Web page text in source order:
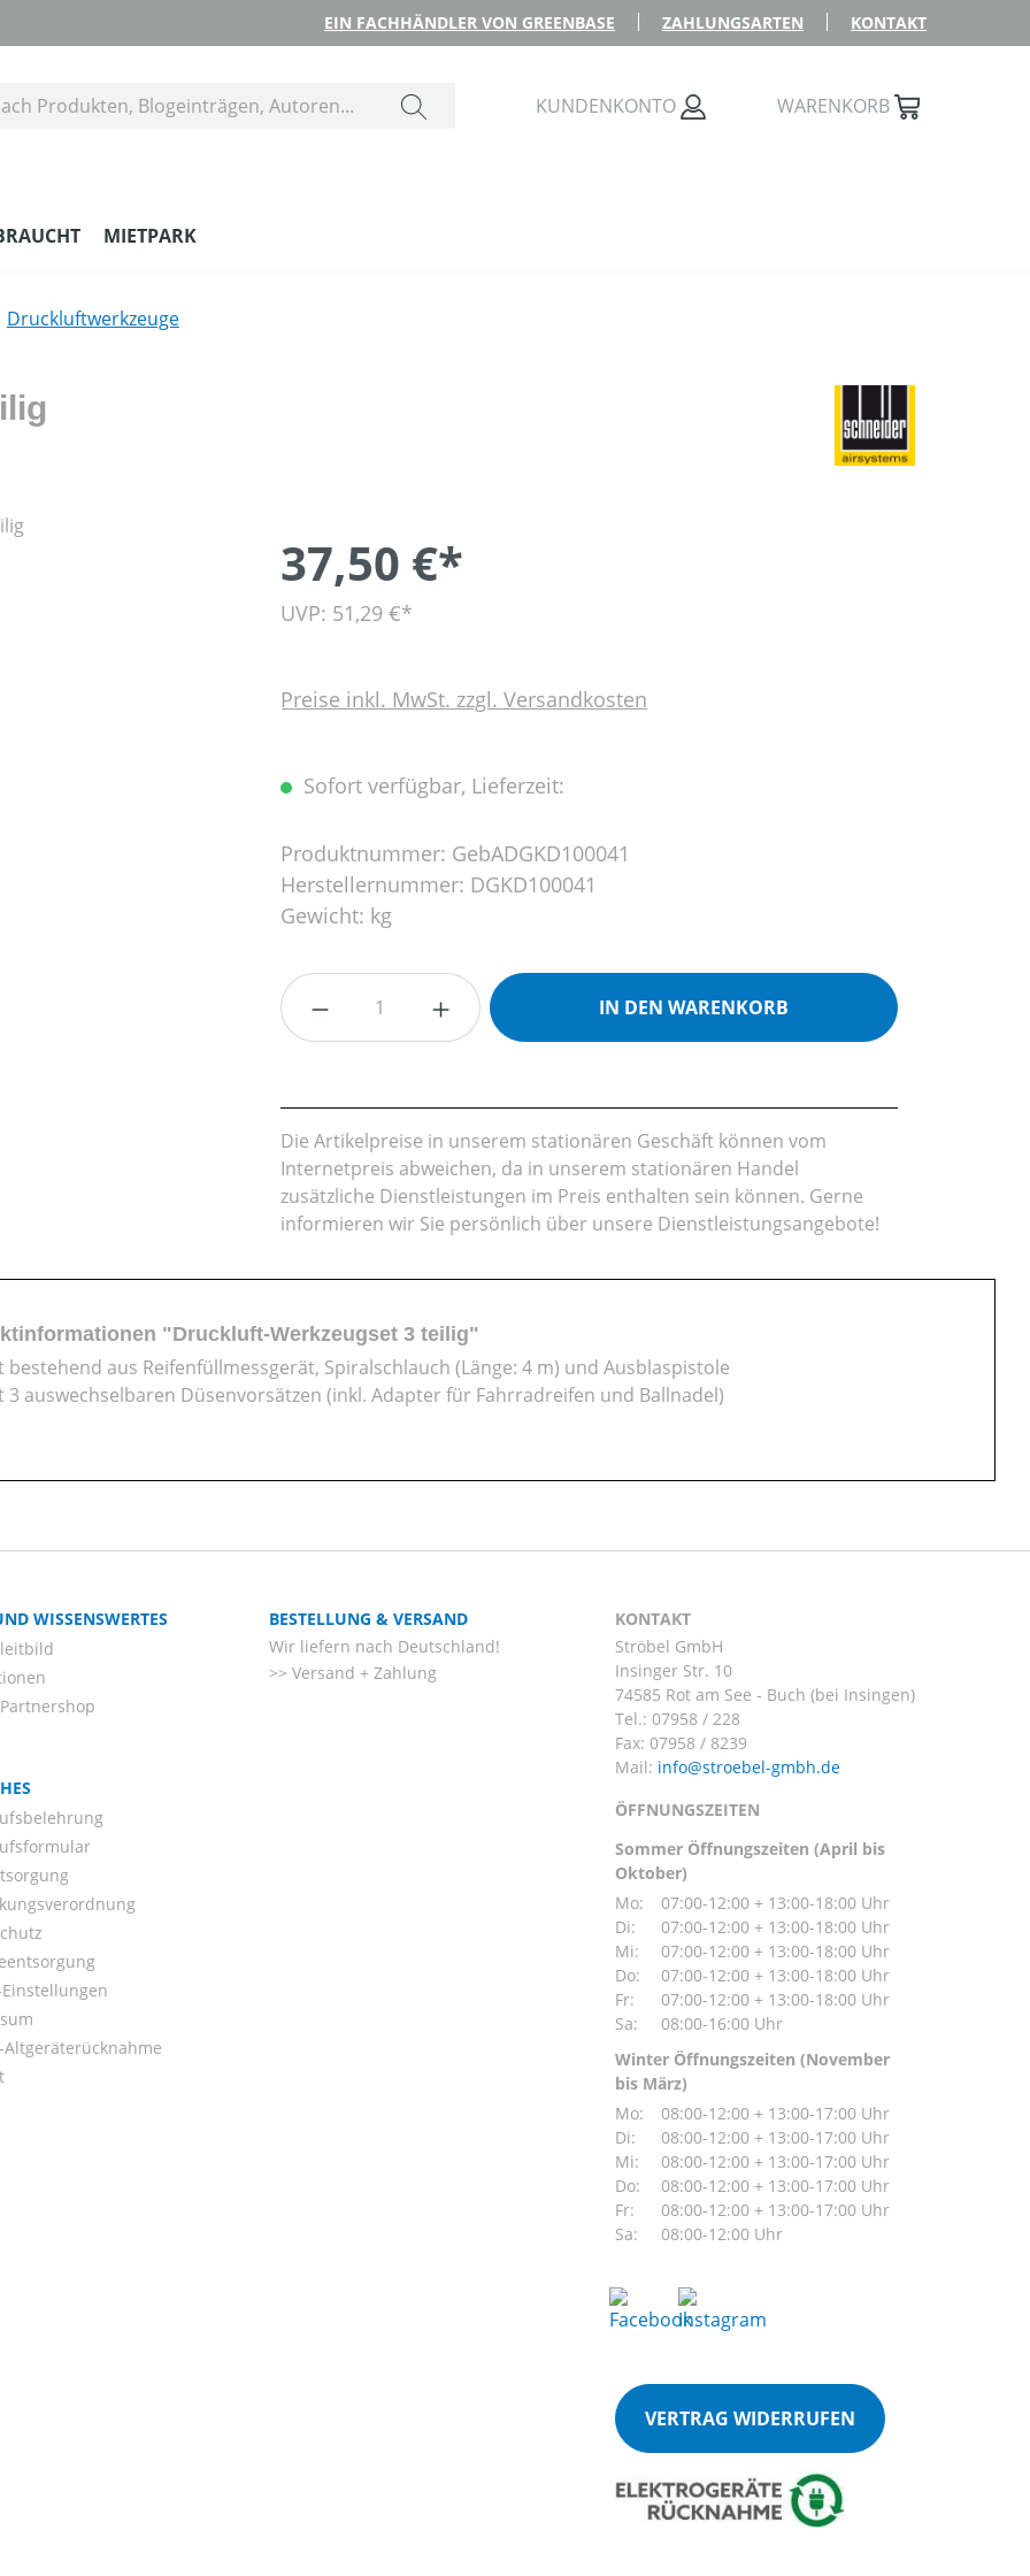
EIN FACHHÄNDLER VON GREENBASE ZAHLUNGSARTEN KONTAKT
KUNDENKONTO WARENKORB
MIETPARK
Druckluftwerkzeuge
37,50 €*
UVP: 51,29 €*
Preise inkl. MwSt. zzgl. Versandkosten
Sofort verfügbar, Lieferzeit:
Produktnummer: GebADGKD100041
Herstellernummer: DGKD100041
Gewicht: kg
Produkt Anzahl: Gib den gewünschten Wert ein oder
IN DEN WARENKORB
Die Artikelpreise in unserem stationären Geschäft können vom
Internetpreis abweichen, da in unserem stationären Handel
zusätzliche Dienstleistungen im Preis enthalten sein können. Gerne
informieren wir Sie persönlich über unsere Dienstleistungsangebote!
"Druckluft-Werkzeugset 3 teilig"
bestehend aus Reifenfüllmessgerät, Spiralschlauch (Länge: 4 m) und Ausblaspistole
3 auswechselbaren Düsenvorsätzen (inkl. Adapter für Fahrradreifen und Ballnadel)
WISSENSWERTES
Einstellungen
Altgeräterücknahme
BESTELLUNG & VERSAND
Wir liefern nach Deutschland!
Versand + Zahlung
KONTAKT
Ströbel GmbH
Insinger Str. 10
74585 Rot am See - Buch (bei Insingen)
Tel.: 07958 / 228
Fax: 07958 / 8239
Mail:
ÖFFNUNGSZEITEN
Sommer Öffnungszeiten (April bis
Oktober)
Mo:
07:00-12:00 + 13:00-18:00 Uhr
Di:
07:00-12:00 + 13:00-18:00 Uhr
Mi:
07:00-12:00 + 13:00-18:00 Uhr
Do:
07:00-12:00 + 13:00-18:00 Uhr
Fr:
07:00-12:00 + 13:00-18:00 Uhr
Sa:
08:00-16:00 Uhr
Winter Öffnungszeiten (November
bis März)
Mo:
08:00-12:00 + 13:00-17:00 Uhr
Di:
08:00-12:00 + 13:00-17:00 Uhr
Mi:
08:00-12:00 + 13:00-17:00 Uhr
Do:
08:00-12:00 + 13:00-17:00 Uhr
Fr:
08:00-12:00 + 13:00-17:00 Uhr
Sa:
08:00-12:00 Uhr
VERTRAG WIDERRUFEN